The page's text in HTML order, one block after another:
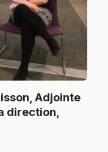
Adjointe
direction,